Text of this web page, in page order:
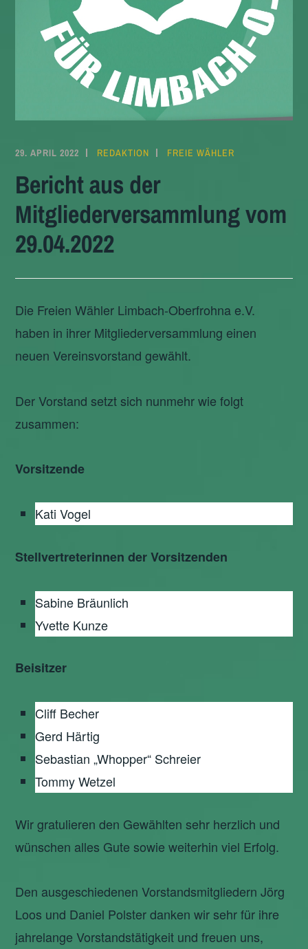
29. APRIL 2022 REDAKTION FREIE WÄHLER
Bericht aus der
Mitgliederversammlung vom
29.04.2022
Die Freien Wähler Limbach-Oberfrohna e.V.
haben in ihrer Mitgliederversammlung einen
neuen Vereinsvorstand gewählt.
Der Vorstand setzt sich nunmehr wie folgt
zusammen:
Vorsitzende
Kati Vogel
Stellvertreterinnen der Vorsitzenden
Sabine Bräunlich
Yvette Kunze
Beisitzer
Cliff Becher
Gerd Härtig
Sebastian „Whopper“ Schreier
Tommy Wetzel
Wir gratulieren den Gewählten sehr herzlich und
wünschen alles Gute sowie weiterhin viel Erfolg.
Den ausgeschiedenen Vorstandsmitgliedern Jörg
Loos und Daniel Polster danken wir sehr für ihre
jahrelange Vorstandstätigkeit und freuen uns,